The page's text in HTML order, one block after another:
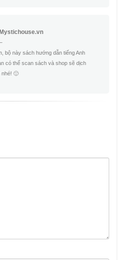
bộ này sách hướng dẫn tiếng Anh
có thể scan sách và shop sẽ dịch
nhé! 🙂